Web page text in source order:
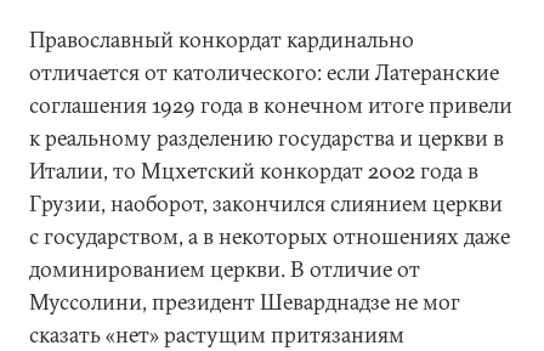
Православный конкордат кардинально
отличается от католического: если Латеранские
соглашения 1929 года в конечном итоге привели
к реальному разделению государства и церкви в
Италии, то Мцхетский конкордат 2002 года в
Грузии, наоборот, закончился слиянием церкви
с государством, а в некоторых отношениях даже
доминированием церкви. В отличие от
Муссолини, президент Шеварднадзе не мог
сказать «нет» растущим притязаниям